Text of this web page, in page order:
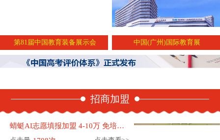
第81届中国教育装备展示会 中国(广州)国际教育展
招商加盟
蜻蜓AI志愿填报加盟 4-10万 免培训费 免保证金 560家加盟店